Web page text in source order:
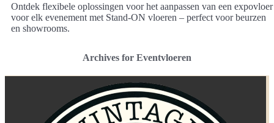
Ontdek flexibele oplossingen voor het aanpassen van een expovloer
voor elk evenement met Stand-ON vloeren – perfect voor beurzen
en showrooms.
Archives for Eventvloeren